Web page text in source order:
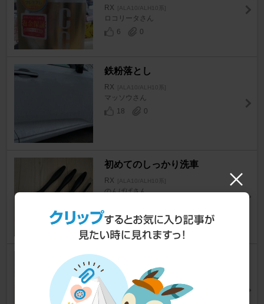
RX [ALA10/ALH10系]
ロコリータさん
6
0
鉄粉落とし
RX [ALA10/ALH10系]
マッソウさん
18
0
初めてのしっかり洗車
RX [ALA10/ALH10系]
のんぱぱさん
真っ黒化計画 ※のんパパ流
[ALA10/ALH10系]
のんぱぱさん
21